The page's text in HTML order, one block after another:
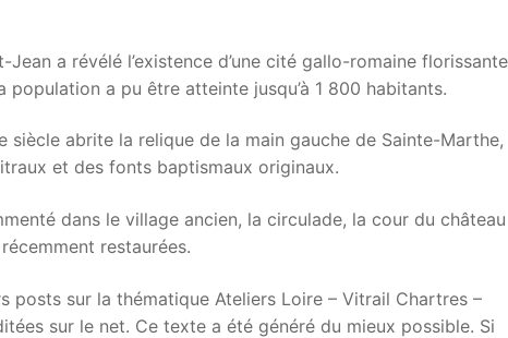
a révélé l’existence d’une cité gallo-romaine florissante
a pu être atteinte jusqu’à 1 800 habitants.
siècle abrite la relique de la main gauche de Sainte-Marthe,
et des fonts baptismaux originaux.
dans le village ancien, la circulade, la cour du château
restaurées.
sur la thématique Ateliers Loire – Vitrail Chartres –
sur le net. Ce texte a été généré du mieux possible. Si